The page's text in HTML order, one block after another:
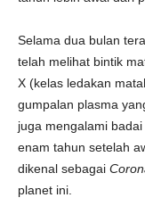
Selama dua bulan
telah melihat bintik
X (kelas ledakan
gumpalan plasma
juga mengalami
enam tahun setelah
dikenal sebagai
planet ini.